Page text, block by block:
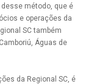
método, que é
e operações da
SC também
Águas de
da Regional SC, é